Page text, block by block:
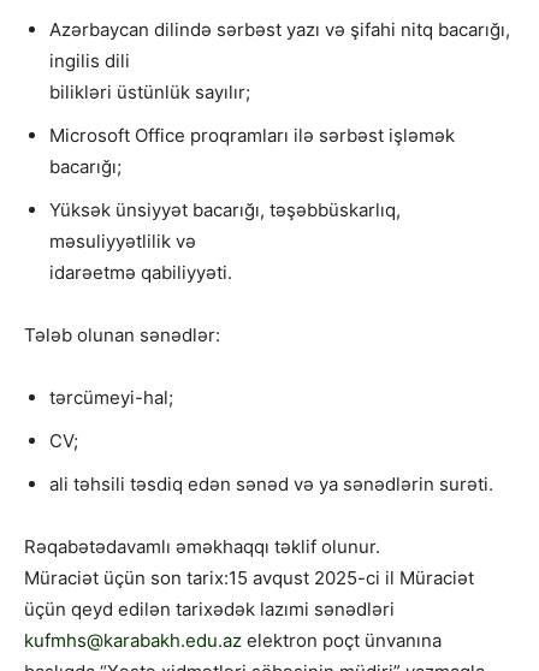
Azərbaycan dilində sərbəst yazı və şifahi nitq bacarığı,
ingilis dili
bilikləri üstünlük sayılır;
Microsoft Office proqramları ilə sərbəst işləmək
bacarığı;
Yüksək ünsiyyət bacarığı, təşəbbüskarlıq,
məsuliyyətlilik və
idarəetmə qabiliyyəti.
Tələb olunan sənədlər:
tərcümeyi-hal;
CV;
ali təhsili təsdiq edən sənəd və ya sənədlərin surəti.
Rəqabətədavamlı əməkhaqqı təklif olunur.
Müraciət üçün son tarix:15 avqust 2025-ci il Müraciət
üçün qeyd edilən tarixədək lazımi sənədləri
kufmhs@karabakh.edu.az elektron poçt ünvanına